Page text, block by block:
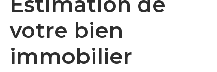
votre bien
immobilier